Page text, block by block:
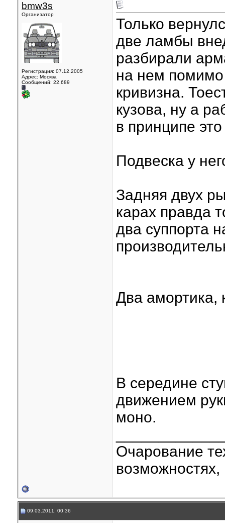
bmw3s
Организатор
Регистрация: 07.12.2005
Адрес: Москва
Сообщений: 22,689
Только
две ламбы
разбирали
на нем
кривизна.
кузова, ну а
в принципе
Подвеска у
Задняя двух
карах правда
два суппорта
Два амортика,
В середине
движением
моно.
Очарование
возможностях,
09.03.2011, 00:36